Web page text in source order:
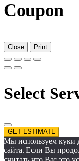
Coupon
Close Print
Select
GET ESTIMATE
Мы используем куки
сайта. Если Вы
считать что Вас это